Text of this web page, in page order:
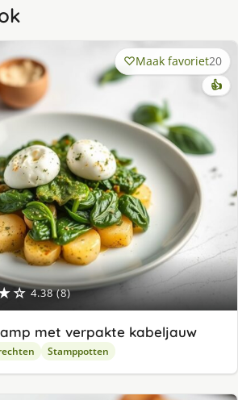
4.38 (8)
Maak favoriet20
👍
met verpakte kabeljauw
Stamppotten